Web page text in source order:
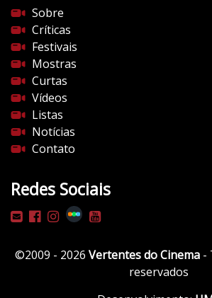
d
o
c
i
n
e
m
a
.
o
m
/
p
Sobre
Críticas
Festivais
Mostras
Curtas
Vídeos
Listas
Notícias
Contato
Redes Sociais
©2009 - 2026 Vertentes do Cinema -
reservados